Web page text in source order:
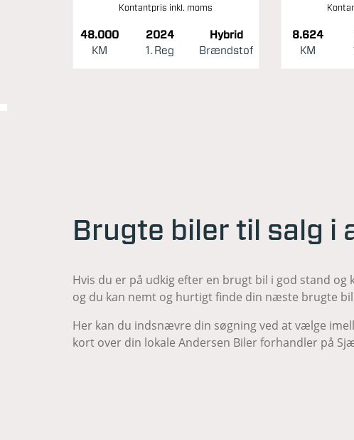
Kontantpris inkl. moms
48.000
KM
2024
1. Reg
Hybrid
Brændstof
8.624
KM
Brugte biler til salg
Hvis du er på udkig efter en brugt bil i god stand
og du kan nemt og hurtigt finde din næste brugte
Her kan du indsnævre din søgning ved at vælge
kort over din lokale Andersen Biler forhandler på